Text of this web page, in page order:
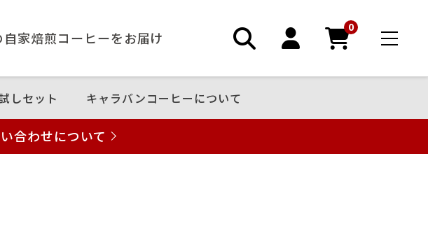
家焙煎コーヒーをお届け
0
しセット キャラバンコーヒーについて
合わせについて